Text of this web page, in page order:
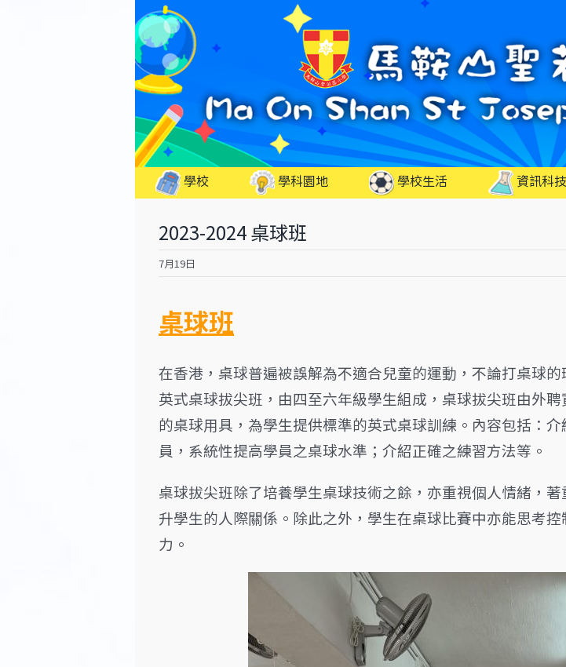
學校 學科園地 學校生活 資訊科技
2023-2024 桌球班
7月19日
桌球班
在香港，桌球普遍被誤解為不適合兒童的運動，不論打桌球
英式桌球拔尖班，由四至六年級學生組成，桌球拔尖班由外
的桌球用具，為學生提供標準的英式桌球訓練。內容包括：
員，系統性提高學員之桌球水準；介紹正確之練習方法等。
桌球拔尖班除了培養學生桌球技術之餘，亦重視個人情緒，
升學生的人際關係。除此之外，學生在桌球比賽中亦能思考
力。